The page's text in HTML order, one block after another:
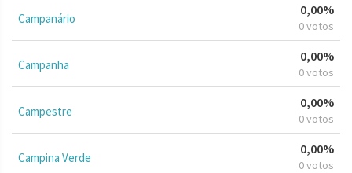
Campanário
0,00%
0 votos
Campanha
0,00%
0 votos
Campestre
0,00%
0 votos
Campina Verde
0,00%
0 votos